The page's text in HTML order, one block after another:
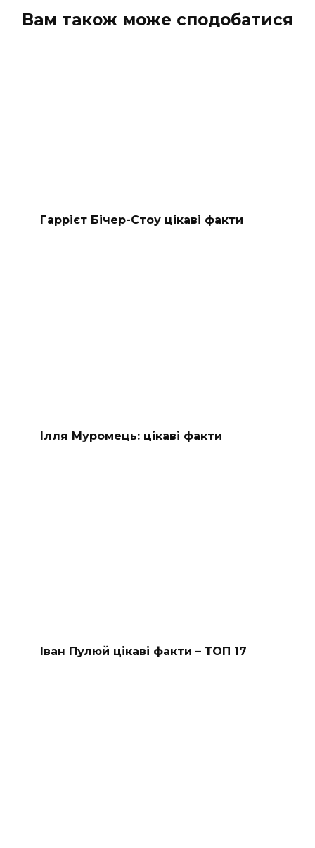
Вам також може сподобатися
Гаррієт Бічер-Стоу цікаві факти
Ілля Муромець: цікаві факти
Іван Пулюй цікаві факти – ТОП 17